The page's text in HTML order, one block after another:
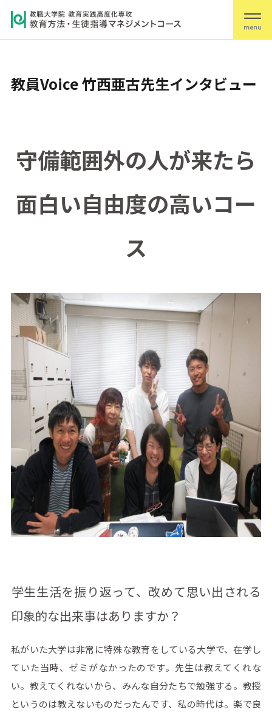
教員Voice 竹西亜古先生インタビュー
守備範囲外の人が来たら
面白い自由度の高いコー
ス
――学生生活を振り返って、改めて思い出される
印象的な出来事はありますか？
私がいた大学は非常に特殊な教育をしている大学で、在学し
ていた当時、ゼミがなかったのです。先生は教えてくれな
い。教えてくれないから、みんな自分たちで勉強する。教授
というのは教えないものだったんです、私の時代は。楽で良